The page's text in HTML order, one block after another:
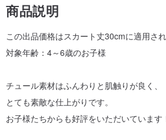
商品説明
この出品価格はスカート丈30cmに適用され
対象年齢：4～6歳のお子様
チュール素材はふんわりと肌触りが良く、
とても素敵な仕上がりです。
お子様たちからも好評をいただいています